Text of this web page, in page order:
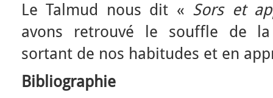
Le Talmud nous dit « Sors et
avons retrouvé le souffle de
sortant de nos habitudes et en
Bibliographie